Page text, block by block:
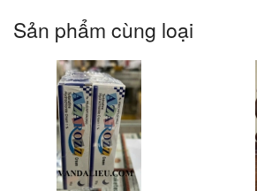
Sản phẩm cùng loại